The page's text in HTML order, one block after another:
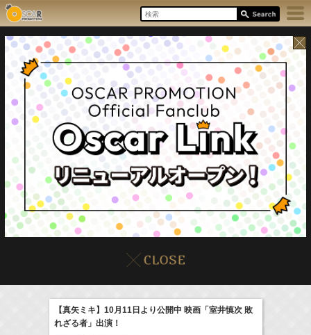
本日の出演情報8/10(Mon) イベント販売情報
【真矢ミキ】10月11日より公開中 映画「室井慎次 敗
れざる者」出演！